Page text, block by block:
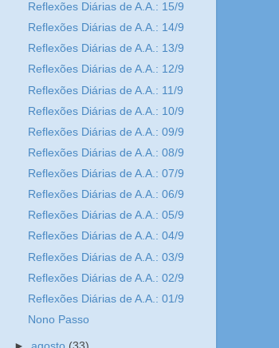
Reflexões Diárias de A.A.: 15/9
Reflexões Diárias de A.A.: 14/9
Reflexões Diárias de A.A.: 13/9
Reflexões Diárias de A.A.: 12/9
Reflexões Diárias de A.A.: 11/9
Reflexões Diárias de A.A.: 10/9
Reflexões Diárias de A.A.: 09/9
Reflexões Diárias de A.A.: 08/9
Reflexões Diárias de A.A.: 07/9
Reflexões Diárias de A.A.: 06/9
Reflexões Diárias de A.A.: 05/9
Reflexões Diárias de A.A.: 04/9
Reflexões Diárias de A.A.: 03/9
Reflexões Diárias de A.A.: 02/9
Reflexões Diárias de A.A.: 01/9
Nono Passo